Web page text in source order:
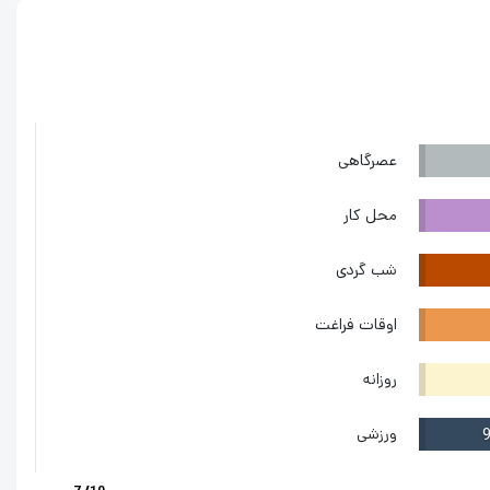
عصرگاهی
محل کار
شب گردی
اوقات فراغت
روزانه
ورزشی